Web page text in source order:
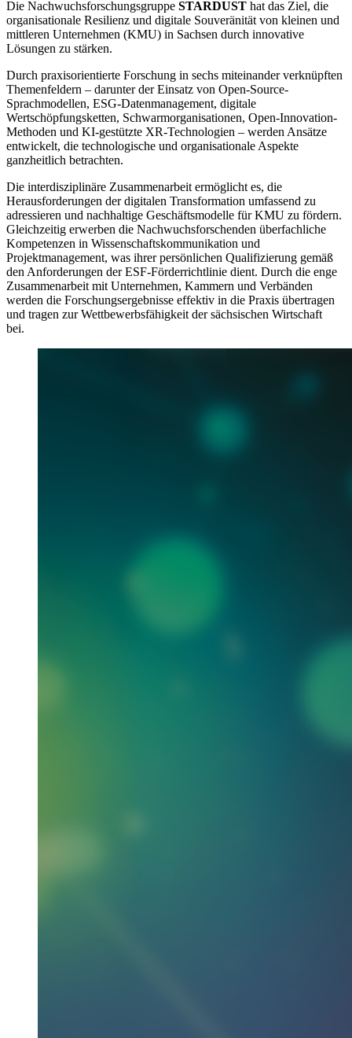
Die Nachwuchsforschungsgruppe STARDUST hat das Ziel, die
organisationale Resilienz und digitale Souveränität von kleinen und
mittleren Unternehmen (KMU) in Sachsen durch innovative
Lösungen zu stärken.
Durch praxisorientierte Forschung in sechs miteinander verknüpften
Themenfeldern – darunter der Einsatz von Open-Source-
Sprachmodellen, ESG-Datenmanagement, digitale
Wertschöpfungsketten, Schwarmorganisationen, Open-Innovation-
Methoden und KI-gestützte XR-Technologien – werden Ansätze
entwickelt, die technologische und organisationale Aspekte
ganzheitlich betrachten.
Die interdisziplinäre Zusammenarbeit ermöglicht es, die
Herausforderungen der digitalen Transformation umfassend zu
adressieren und nachhaltige Geschäftsmodelle für KMU zu fördern.
Gleichzeitig erwerben die Nachwuchsforschenden überfachliche
Kompetenzen in Wissenschaftskommunikation und
Projektmanagement, was ihrer persönlichen Qualifizierung gemäß
den Anforderungen der ESF-Förderrichtlinie dient. Durch die enge
Zusammenarbeit mit Unternehmen, Kammern und Verbänden
werden die Forschungsergebnisse effektiv in die Praxis übertragen
und tragen zur Wettbewerbsfähigkeit der sächsischen Wirtschaft
bei.